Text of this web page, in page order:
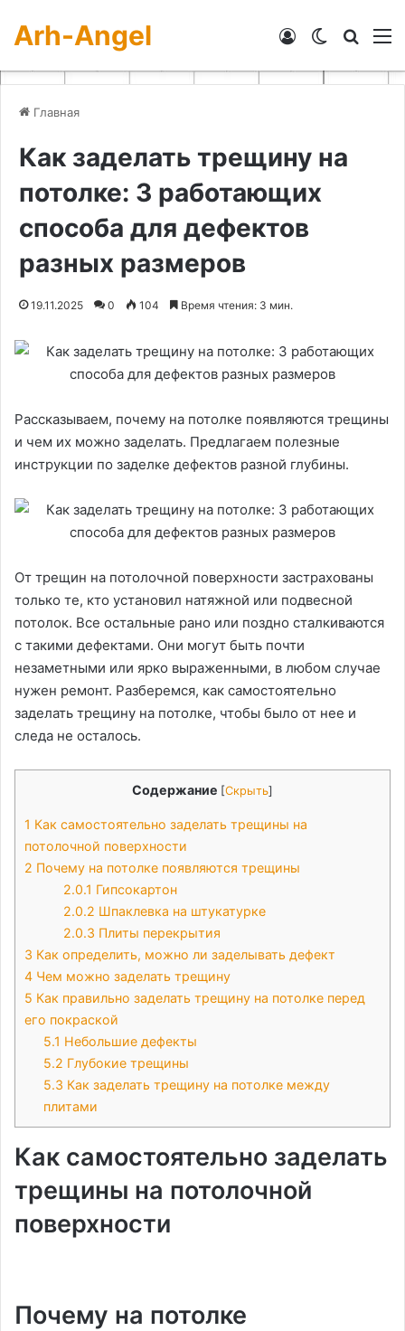
Arh-Angel Switch skin
Войти
Главная
Как заделать трещину на
потолке: 3 работающих
способа для дефектов
разных размеров
19.11.2025 0 104 Время чтения: 3 мин.
Рассказываем, почему на потолке появляются трещины
и чем их можно заделать. Предлагаем полезные
инструкции по заделке дефектов разной глубины.
От трещин на потолочной поверхности застрахованы
только те, кто установил натяжной или подвесной
потолок. Все остальные рано или поздно сталкиваются
с такими дефектами. Они могут быть почти
незаметными или ярко выраженными, в любом случае
нужен ремонт. Разберемся, как самостоятельно
заделать трещину на потолке, чтобы было от нее и
следа не осталось.
Содержание [Скрыть]
1 Как самостоятельно заделать трещины на
потолочной поверхности
2 Почему на потолке появляются трещины
2.0.1 Гипсокартон
2.0.2 Шпаклевка на штукатурке
2.0.3 Плиты перекрытия
3 Как определить, можно ли заделывать дефект
4 Чем можно заделать трещину
5 Как правильно заделать трещину на потолке перед
его покраской
5.1 Небольшие дефекты
5.2 Глубокие трещины
5.3 Как заделать трещину на потолке между
плитами
Как самостоятельно заделать
трещины на потолочной
поверхности
Почему на потолке